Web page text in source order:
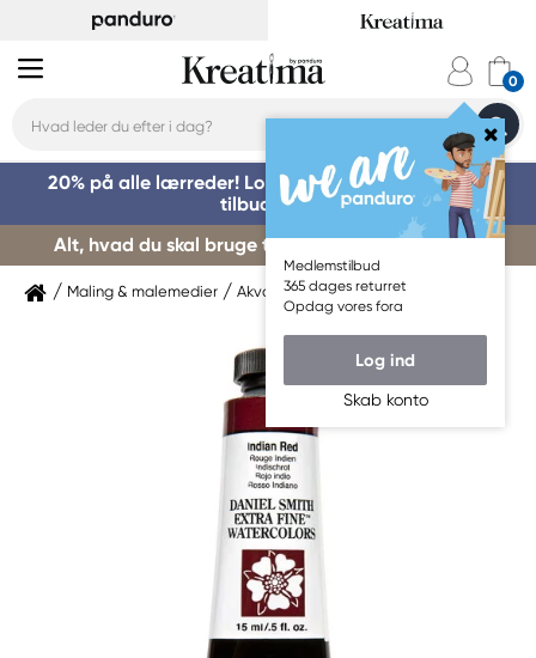
Medlemstilbud
365 dages returret
Opdag vores fora
Log ind
Skab konto
20% på alle lærreder! Log på for at benytte dig af
tilbuddet »
Alt, hvad du skal bruge til kursusstart – køb her »
Maling & malemedier Akvarelmaling Daniel Smith